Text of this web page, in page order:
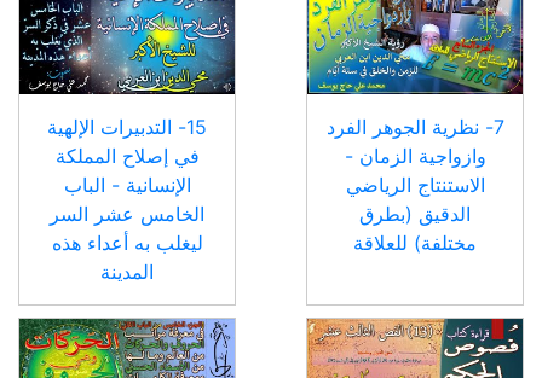
7- نظرية الجوهر الفرد
وازواجية الزمان -
الاستنتاج الرياضي
الدقيق (بطرق
مختلفة) للعلاقة
15- التدبيرات الإلهية
في إصلاح المملكة
الإنسانية - الباب
الخامس عشر السر
ليغلب به أعداء هذه
المدينة